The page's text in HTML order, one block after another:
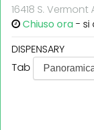
16418 S.
Chiuso ora- si
DISPENSARY
Tab